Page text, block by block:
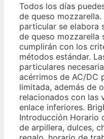
Todos los días
de queso
particular se elabora
de queso mozzarella
cumplirán con los
métodos estándar.
particulares
acérrimos de AC/DC
limitada, además de
relacionados con las
enlace inferiores.
Introducción Horario
de arpillera, dulces,